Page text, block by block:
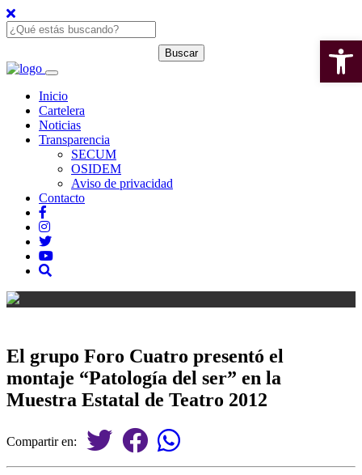
Inicio
Cartelera
Noticias
Transparencia
SECUM
OSIDEM
Aviso de privacidad
Contacto
El grupo Foro Cuatro presentó el
montaje “Patología del ser” en la
Muestra Estatal de Teatro 2012
Compartir en: